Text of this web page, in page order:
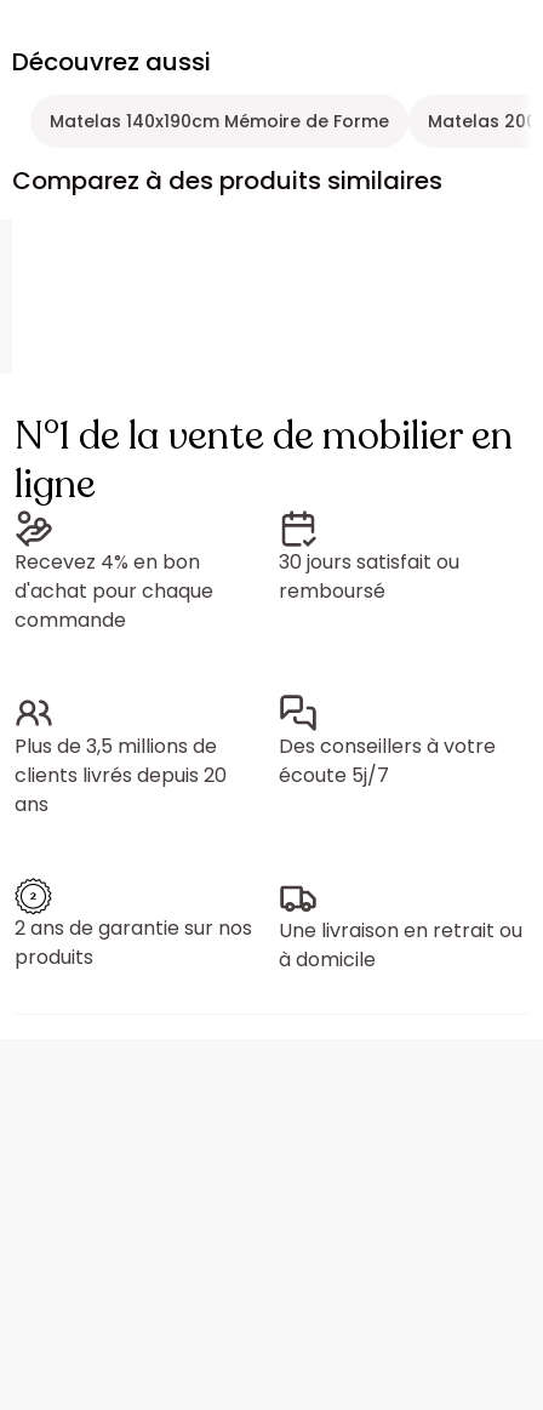
Découvrez aussi
Matelas 140x190cm Mémoire de Forme Matelas
Comparez à des produits similaires
N°1 de la vente de mobilier en
ligne
Recevez 4% en bon
d'achat pour chaque
commande
30 jours satisfait ou
remboursé
Plus de 3,5 millions de
clients livrés depuis 20
ans
Des conseillers à votre
écoute 5j/7
2 ans de garantie sur nos
produits
Une livraison en retrait ou
à domicile